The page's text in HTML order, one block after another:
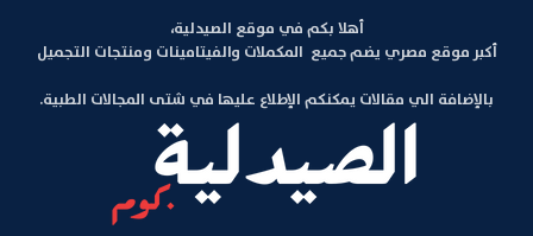
أهلا بكم في موقع الصيدلية،
أكبر موقع مصري يضم جميع المكملات والفيتامينات ومنتجات التجميل
بالإضافة الي مقالات يمكنكم الإطلاع عليها في شتى المجالات الطبية.